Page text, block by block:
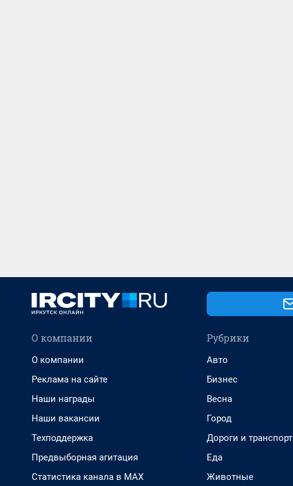
О компании
О компании
Реклама на сайте
Наши награды
Наши вакансии
Техподдержка
Предвыборная агитация
Статистика канала в MAX
Рубрики
Авто
Бизнес
Весна
Город
Дороги и транспорт
Еда
Животные